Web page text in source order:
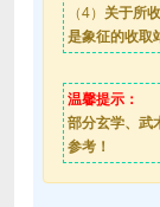
（4） 关于所
是象征的收取
温馨提示：
部分玄学、武
参考！